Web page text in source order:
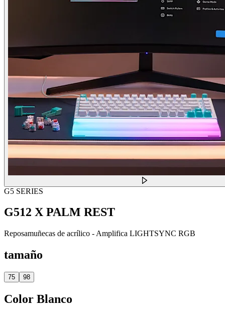
G5 SERIES
G512 X PALM REST
Reposamuñecas de acrílico - Amplifica LIGHTSYNC RGB
tamaño
75 98
Color Blanco